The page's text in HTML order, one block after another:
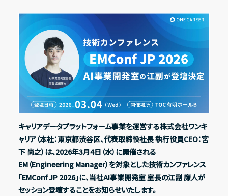
Investors Relations
投資家の皆さまへ
IR情報一覧
IR情報一覧
経営方針
代表メッセージ
コーポレート・ガバナンス
Recruit
採用情報
Contact
お問い合わせ
Address
キャリアデータプラットフォーム事業を運営する株式会社ワンキ
ャリア（本社：東京都渋谷区、代表取締役社長 執行役員CEO：宮
下 尚之）は、2026年3月4日（水）に開催される
EM（Engineering Manager）を対象とした技術カンファレンス
「EMConf JP 2026」に、当社AI事業開発室 室長の江副 廉人が
セッション登壇することをお知らせいたします。